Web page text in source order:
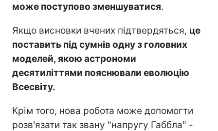
може поступово зменшуватися.
Якщо висновки вчених підтвердяться, це
поставить під сумнів одну з головних
моделей, якою астрономи
десятиліттями пояснювали еволюцію
Всесвіту.
Крім того, нова робота може допомогти
розв'язати так звану "напругу Габбла" -